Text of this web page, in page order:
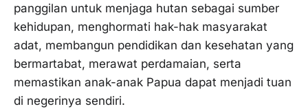
panggilan untuk menjaga hutan sebagai sumber
kehidupan, menghormati hak-hak masyarakat
adat, membangun pendidikan dan kesehatan yang
bermartabat, merawat perdamaian, serta
memastikan anak-anak Papua dapat menjadi tuan
di negerinya sendiri.